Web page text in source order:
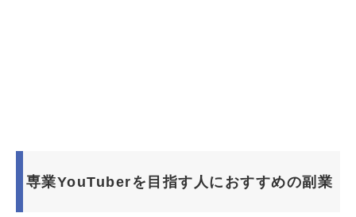
専業YouTuberを目指す人におすすめの副業